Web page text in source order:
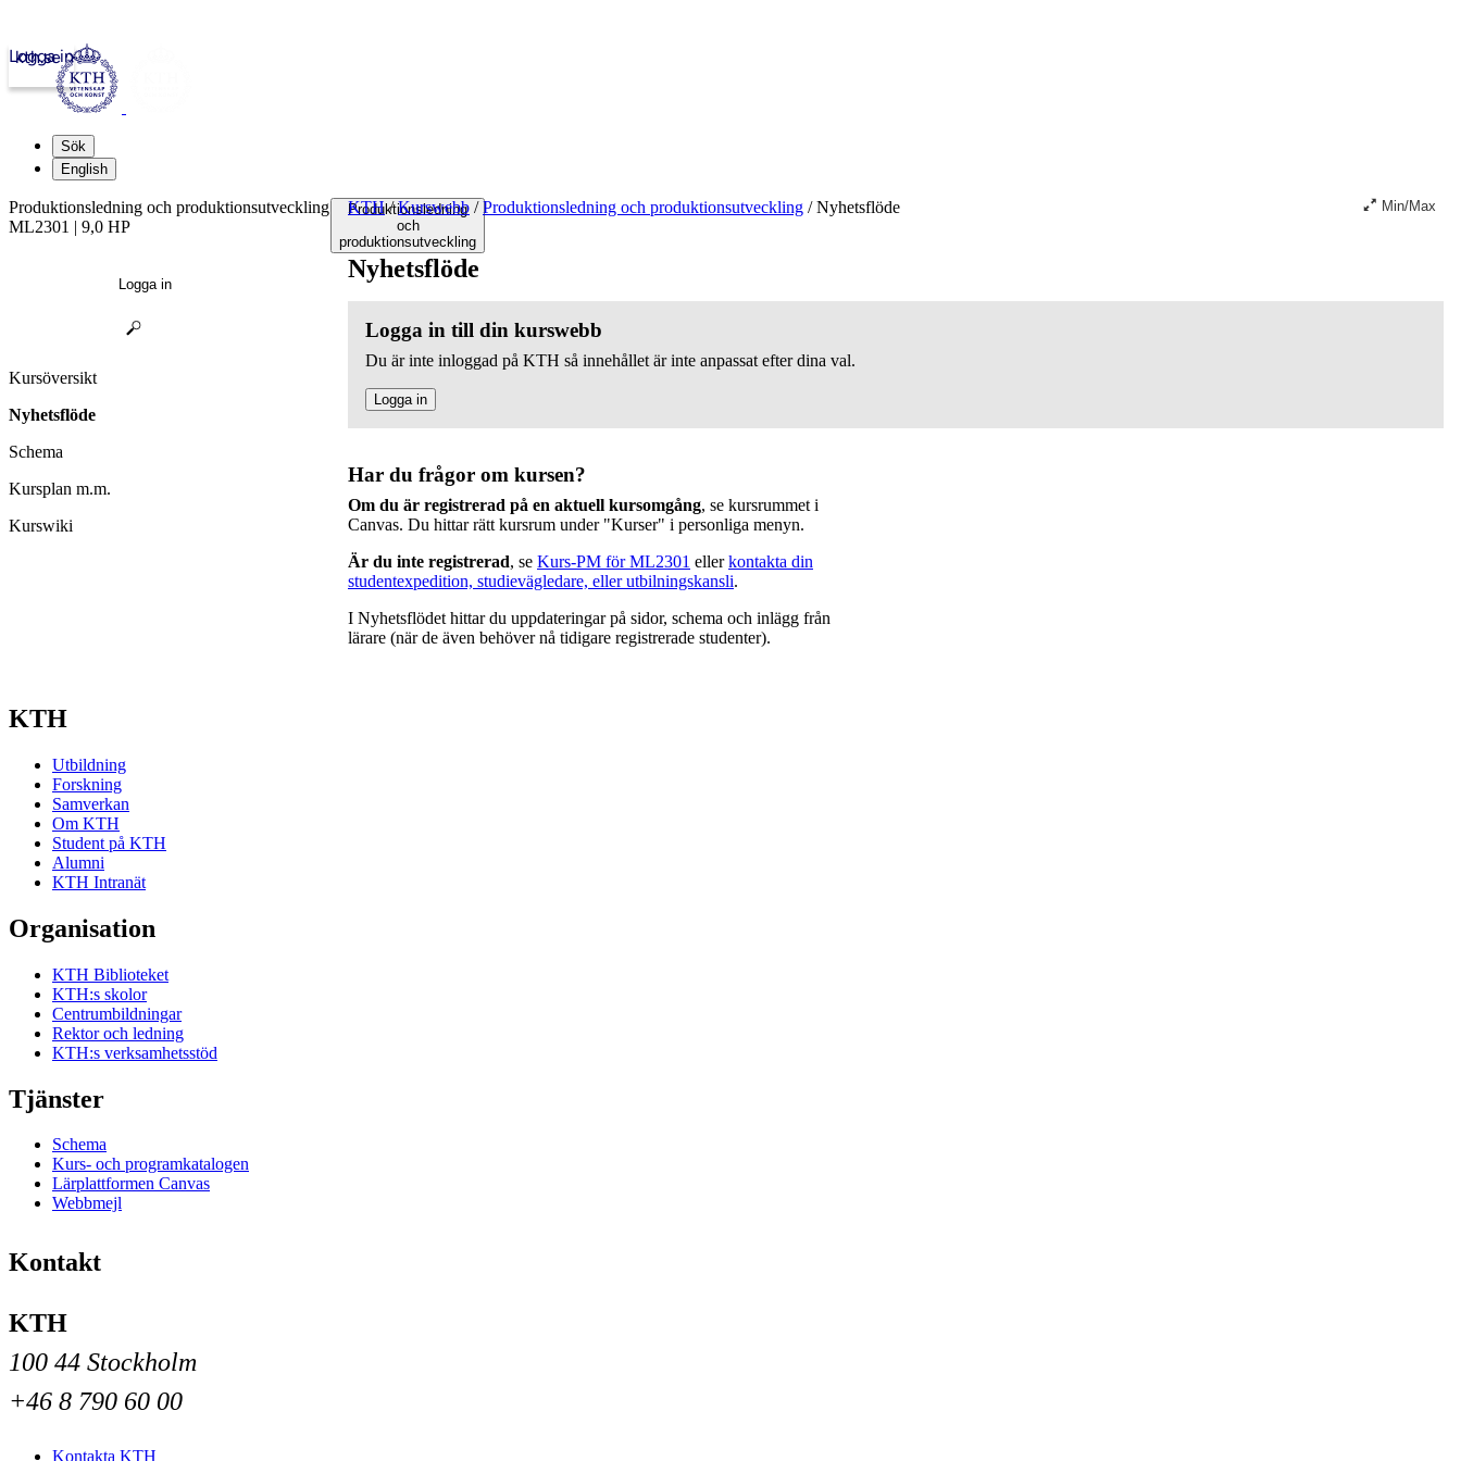
kth.se
Logga in
Sök
English
Produktionsledning
och
produktionsutveckling
KTH / Kurswebb / Produktionsledning och produktionsutveckling /Nyhetsflöde Min/Max
Nyhetsflöde
Logga in till din kurswebb
Du är inte inloggad på KTH så innehållet är inte anpassat efter dina val.
Logga in
Har du frågor om kursen?
Om du är registrerad på en aktuell kursomgång, se kursrummet i
Canvas. Du hittar rätt kursrum under "Kurser" i personliga menyn.
Är du inte registrerad, se Kurs-PM för ML2301 ellerkontakta din
studentexpedition, studievägledare, eller utbilningskansli.
I Nyhetsflödet hittar du uppdateringar på sidor, schema och inlägg från
lärare (när de även behöver nå tidigare registrerade studenter).
Produktionsledning och produktionsutveckling
ML2301 | 9,0 HP
Logga in
Kursöversikt
Nyhetsflöde
Schema
Kursplan m.m.
Kurswiki
KTH
Utbildning
Forskning
Samverkan
Om KTH
Student på KTH
Alumni
KTH Intranät
Organisation
KTH Biblioteket
KTH:s skolor
Centrumbildningar
Rektor och ledning
KTH:s verksamhetsstöd
Tjänster
Schema
Kurs- och programkatalogen
Lärplattformen Canvas
Webbmejl
Kontakt
KTH
100 44 Stockholm
+46 8 790 60 00
Kontakta KTH